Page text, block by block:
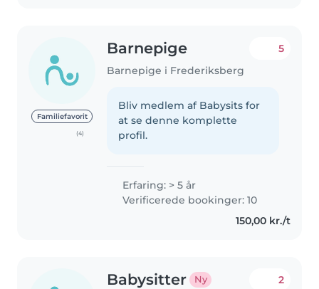
Familiefavorit
(4)
Barnepige
Barnepige i Frederiksberg
5
Bliv medlem af Babysits for
at se denne komplette
profil.
Erfaring: > 5 år
Verificerede bookinger: 10
150,00 kr./t
Babysitter Ny 2